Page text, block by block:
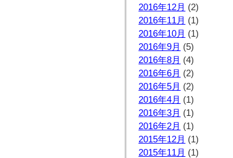
2016年12月 (2)
2016年11月 (1)
2016年10月 (1)
2016年9月 (5)
2016年8月 (4)
2016年6月 (2)
2016年5月 (2)
2016年4月 (1)
2016年3月 (1)
2016年2月 (1)
2015年12月 (1)
2015年11月 (1)